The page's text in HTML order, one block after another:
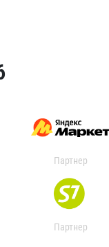
Партнер
Партнер